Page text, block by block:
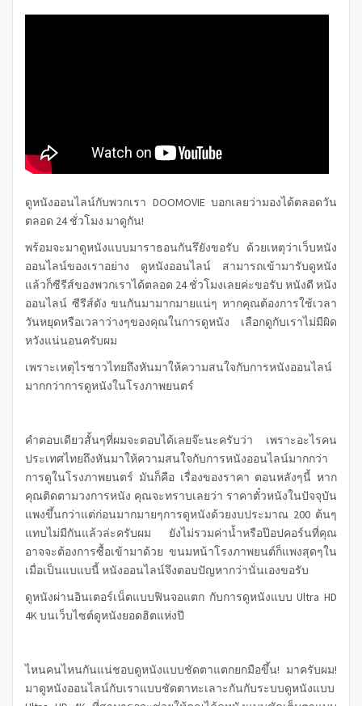
ดูหนังออนไลน์กับพวกเรา DOOMOVIE บอกเลยว่ามองได้ตลอดวัน
ตลอด 24 ชั่วโมง มาดูกัน!
พร้อมจะมาดูหนังแบบมาราธอนกันรึยังขอรับ ด้วยเหตุว่าเว็บหนัง
ออนไลน์ของเราอย่าง ดูหนังออนไลน์ สามารถเข้ามารับดูหนัง
แล้วก็ซีรีส์ของพวกเราได้ตลอด 24 ชั่วโมงเลยค่ะขอรับ หนังดี หนัง
ออนไลน์ ซีรีส์ดัง ขนกันมามากมายแน่ๆ หากคุณต้องการใช้เวลา
วันหยุดหรือเวลาว่างๆของคุณในการดูหนัง เลือกดูกับเราไม่มีผิด
หวังแน่นอนครับผม
เพราะเหตุไรชาวไทยถึงหันมาให้ความสนใจกับการหนังออนไลน์
มากกว่าการดูหนังในโรงภาพยนตร์
คำตอบเดียวสั้นๆที่ผมจะตอบได้เลยจ๊ะนะครับว่า เพราะอะไรคน
ประเทศไทยถึงหันมาให้ความสนใจกับการหนังออนไลน์มากกว่า
การดูในโรงภาพยนตร์ มันก็คือ เรื่องของราคา ตอนหลังๆนี้ หาก
คุณติดตามวงการหนัง คุณจะทราบเลยว่า ราคาตั๋วหนังในปัจจุบัน
แพงขึ้นกว่าแต่ก่อนมากมายๆการดูหนังด้วยงบประมาณ 200 ต้นๆ
แทบไม่มีกันแล้วล่ะครับผม ยังไม่รวมค่าน้ำหรือป๊อปคอร์นที่คุณ
อาจจะต้องการซื้อเข้ามาด้วย ขนมหน้าโรงภาพยนต์ก็แพงสุดๆใน
เมื่อเป็นแบแบนี้ หนังออนไลน์จึงตอบปัญหากว่านั่นเองขอรับ
ดูหนังผ่านอินเตอร์เน็ตแบบฟินจอแตก กับการดูหนังแบบ Ultra HD
4K บนเว็บไซต์ดูหนังยอดฮิตแห่งปี
ไหนคนไหนกันแน่ชอบดูหนังแบบชัดตาแตกยกมือขึ้น! มาครับผม!
มาดูหนังออนไลน์กับเราแบบชัดตาทะเลาะกันกับระบบดูหนังแบบ